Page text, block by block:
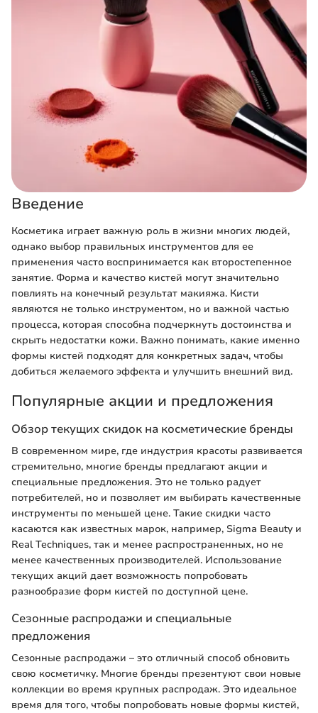
Введение
Косметика играет важную роль в жизни многих людей,
однако выбор правильных инструментов для ее
применения часто воспринимается как второстепенное
занятие. Форма и качество кистей могут значительно
повлиять на конечный результат макияжа. Кисти
являются не только инструментом, но и важной частью
процесса, которая способна подчеркнуть достоинства и
скрыть недостатки кожи. Важно понимать, какие именно
формы кистей подходят для конкретных задач, чтобы
добиться желаемого эффекта и улучшить внешний вид.
Популярные акции и предложения
Обзор текущих скидок на косметические бренды
В современном мире, где индустрия красоты развивается
стремительно, многие бренды предлагают акции и
специальные предложения. Это не только радует
потребителей, но и позволяет им выбирать качественные
инструменты по меньшей цене. Такие скидки часто
касаются как известных марок, например, Sigma Beauty и
Real Techniques, так и менее распространенных, но не
менее качественных производителей. Использование
текущих акций дает возможность попробовать
разнообразие форм кистей по доступной цене.
Сезонные распродажи и специальные
предложения
Сезонные распродажи – это отличный способ обновить
свою косметичку. Многие бренды презентуют свои новые
коллекции во время крупных распродаж. Это идеальное
время для того, чтобы попробовать новые формы кистей,